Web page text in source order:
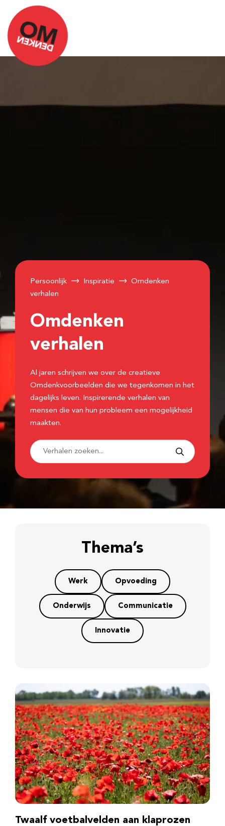
Persoonlijk Inspiratie
Omdenken
verhalen
Omdenken
verhalen
Al jaren schrijven we over de creatieve
Omdenkvoorbeelden die we tegenkomen in het
dagelijks leven. Inspirerende verhalen van
mensen die van hun probleem een mogelijkheid
maakten.
Thema’s
Werk Opvoeding
Onderwijs Communicatie
Innovatie
Twaalf voetbalvelden aan klaprozen